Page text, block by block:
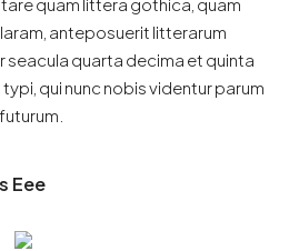
anteposuerit litterarum
seacula quarta decima et quinta
qui nunc nobis videntur parum
Eee